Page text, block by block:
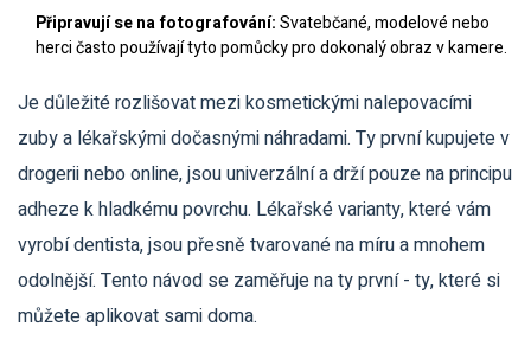
Připravují se na fotografování:Svatebčané, modelové nebo
herci často používají tyto pomůcky pro dokonalý obraz v kamere.
Je důležité rozlišovat mezi kosmetickými nalepovacími
zuby a lékařskými dočasnými náhradami. Ty první kupujete v
drogerii nebo online, jsou univerzální a drží pouze na principu
adheze k hladkému povrchu. Lékařské varianty, které vám
vyrobí dentista, jsou přesně tvarované na míru a mnohem
odolnější. Tento návod se zaměřuje na ty první - ty, které si
můžete aplikovat sami doma.